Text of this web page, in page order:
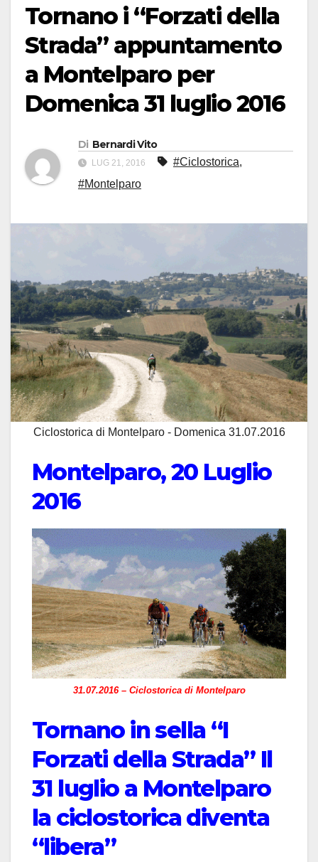
Tornano i “Forzati della
Strada” appuntamento
a Montelparo per
Domenica 31 luglio 2016
Di Bernardi Vito
LUG 21, 2016 #Ciclostorica,
#Montelparo
Ciclostorica di Montelparo - Domenica 31.07.2016
Montelparo, 20 Luglio
2016
31.07.2016 – Ciclostorica di Montelparo
Tornano in sella “I
Forzati della Strada” Il
31 luglio a Montelparo
la ciclostorica diventa
“libera”